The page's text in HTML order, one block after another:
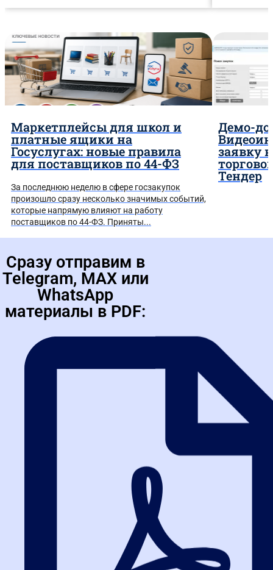
Маркетплейсы для школ и
платные ящики на
Госуслугах: новые правила
для поставщиков по 44-ФЗ
За последнюю неделю в сфере госзакупок
произошло сразу несколько значимых событий,
которые напрямую влияют на работу
поставщиков по 44-ФЗ. Приняты...
Демо-
заявку
Тендер
Сразу отправим в
Telegram, MAX или
WhatsApp
материалы в PDF: